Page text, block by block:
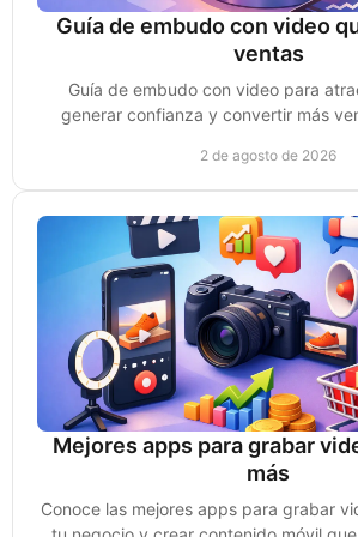
Guía de embudo con video
ventas
Guía de embudo con video para
generar confianza y convertir más
2 de agosto de 2026
Mejores apps para grabar
más
Conoce las mejores apps para grabar